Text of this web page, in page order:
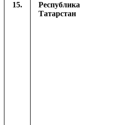
15.
Республика
Татарстан